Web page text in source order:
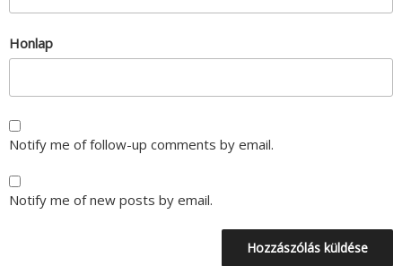
Honlap
Notify me of follow-up comments by email.
Notify me of new posts by email.